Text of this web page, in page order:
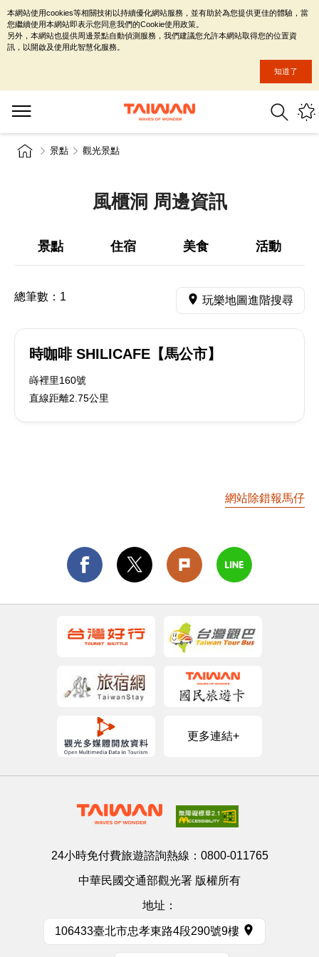
景點 觀光景點
風櫃洞 周邊資訊
景點 住宿 美食 活動
總筆數： 1 玩樂地圖進階搜尋
時咖啡 SHILICAFE【馬公市】
嵵裡里160號
直線距離2.75公里
網站除錯報馬仔
更多連結+
24小時免付費旅遊諮詢熱線： 0800-011765
中華民國交通部觀光署 版權所有
地址：
106433臺北市忠孝東路4段290號9樓
本網站使用cookies等相關技術以持續優化網站服務，並有助於為您提供更佳的體驗，當
您繼續使用本網站即表示您同意我們的Cookie使用政策。
另外，本網站也提供周邊景點自動偵測服務，我們建議您允許本網站取得您的位置資
訊，以開啟及使用此智慧化服務。
知道了